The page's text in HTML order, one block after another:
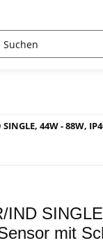
SINGLE, 44W - 88W,
IND
mit